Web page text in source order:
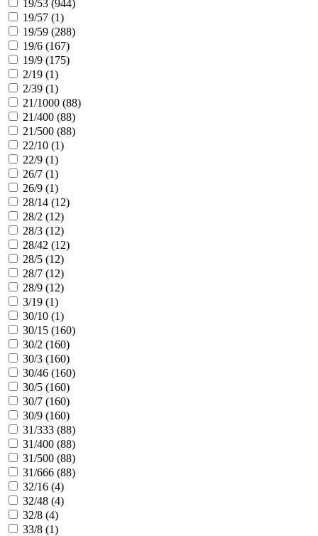
19/53 (944)
19/57 (1)
19/59 (288)
19/6 (167)
19/9 (175)
2/19 (1)
2/39 (1)
21/1000 (88)
21/400 (88)
21/500 (88)
22/10 (1)
22/9 (1)
26/7 (1)
26/9 (1)
28/14 (12)
28/2 (12)
28/3 (12)
28/42 (12)
28/5 (12)
28/7 (12)
28/9 (12)
3/19 (1)
30/10 (1)
30/15 (160)
30/2 (160)
30/3 (160)
30/46 (160)
30/5 (160)
30/7 (160)
30/9 (160)
31/333 (88)
31/400 (88)
31/500 (88)
31/666 (88)
32/16 (4)
32/48 (4)
32/8 (4)
33/8 (1)